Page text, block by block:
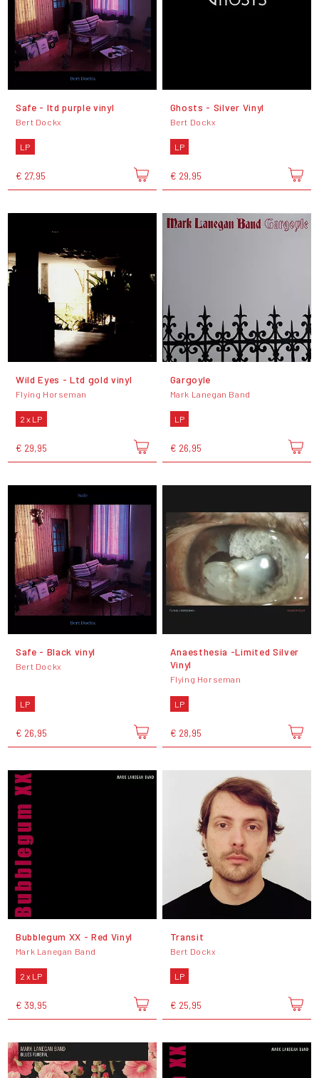
Safe - ltd purple vinyl
Bert Dockx
LP
€ 27,95
Ghosts - Silver Vinyl
Bert Dockx
LP
€ 29,95
Wild Eyes - Ltd gold vinyl
Flying Horseman
2 x LP
€ 29,95
Gargoyle
Mark Lanegan Band
LP
€ 26,95
Safe - Black vinyl
Bert Dockx
LP
€ 26,95
Anaesthesia -Limited Silver
Vinyl
Flying Horseman
LP
€ 28,95
Bubblegum XX - Red Vinyl
Mark Lanegan Band
2 x LP
€ 39,95
Transit
Bert Dockx
LP
€ 25,95